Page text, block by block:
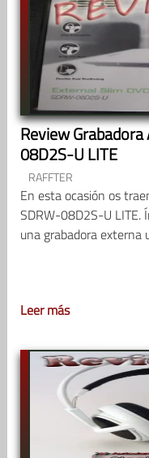
Review
08D2S-U LITE
RAFFTER
En esta ocasión os
SDRW-08D2S-U LITE.
una grabadora externa
Leer más